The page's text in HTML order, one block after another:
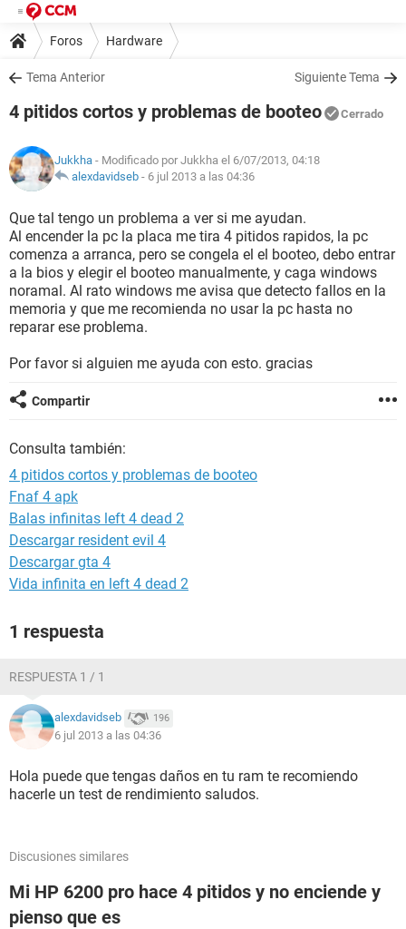
Foros Hardware
Tema Anterior Siguiente Tema
4 pitidos cortos y problemas de booteo Cerrado
Jukkha - Modificado por Jukkha el 6/07/2013, 04:18
alexdavidseb - 6 jul 2013 a las 04:36
Que tal tengo un problema a ver si me ayudan.
Al encender la pc la placa me tira 4 pitidos rapidos, la pc
comenza a arranca, pero se congela el el booteo, debo entrar
a la bios y elegir el booteo manualmente, y caga windows
noramal. Al rato windows me avisa que detecto fallos en la
memoria y que me recomienda no usar la pc hasta no
reparar ese problema.
Por favor si alguien me ayuda con esto. gracias
Compartir
Consulta también:
4 pitidos cortos y problemas de booteo
Fnaf 4 apk
Balas infinitas left 4 dead 2
Descargar resident evil 4
Descargar gta 4
Vida infinita en left 4 dead 2
1 respuesta
RESPUESTA 1 / 1
alexdavidseb 196
6 jul 2013 a las 04:36
Hola puede que tengas daños en tu ram te recomiendo
hacerle un test de rendimiento saludos.
Discusiones similares
Mi HP 6200 pro hace 4 pitidos y no enciende y
pienso que es